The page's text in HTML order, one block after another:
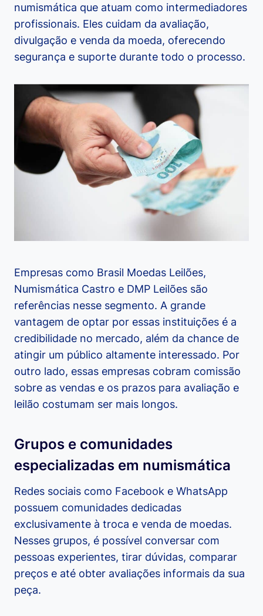
numismática que atuam como intermediadores
profissionais. Eles cuidam da avaliação,
divulgação e venda da moeda, oferecendo
segurança e suporte durante todo o processo.
Empresas como Brasil Moedas Leilões,
Numismática Castro e DMP Leilões são
referências nesse segmento. A grande
vantagem de optar por essas instituições é a
credibilidade no mercado, além da chance de
atingir um público altamente interessado. Por
outro lado, essas empresas cobram comissão
sobre as vendas e os prazos para avaliação e
leilão costumam ser mais longos.
Grupos e comunidades
especializadas em numismática
Redes sociais como Facebook e WhatsApp
possuem comunidades dedicadas
exclusivamente à troca e venda de moedas.
Nesses grupos, é possível conversar com
pessoas experientes, tirar dúvidas, comparar
preços e até obter avaliações informais da sua
peça.